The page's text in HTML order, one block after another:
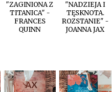
"ZAGINIONA Z
TITANICA" -
FRANCES
QUINN
"NADZIEJA I
TĘSKNOTA.
ROZSTANIE" -
JOANNA JAX